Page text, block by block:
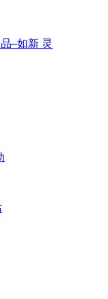
–如新 灵